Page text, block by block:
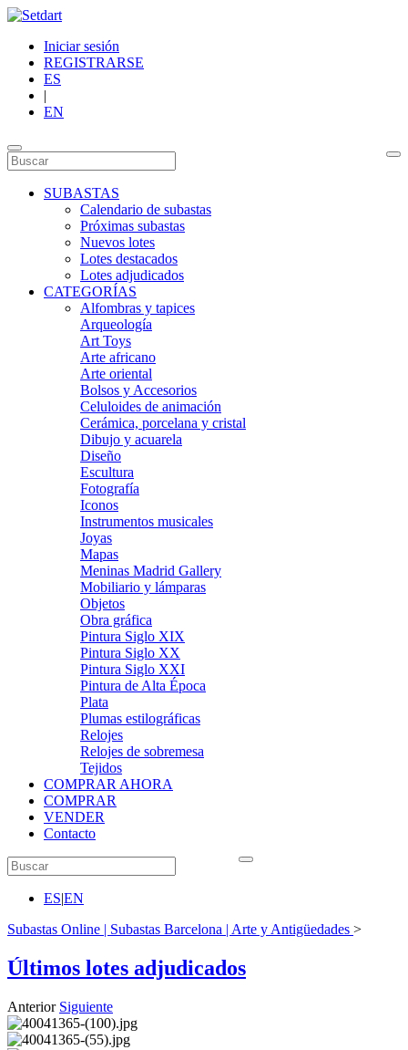
Iniciar sesión
REGISTRARSE
ES
|
EN
SUBASTAS
Calendario de subastas
Próximas subastas
Nuevos lotes
Lotes destacados
Lotes adjudicados
CATEGORÍAS
Alfombras y tapices
Arqueología
Art Toys
Arte africano
Arte oriental
Bolsos y Accesorios
Celuloides de animación
Cerámica, porcelana y cristal
Dibujo y acuarela
Diseño
Escultura
Fotografía
Iconos
Instrumentos musicales
Joyas
Mapas
Meninas Madrid Gallery
Mobiliario y lámparas
Objetos
Obra gráfica
Pintura Siglo XIX
Pintura Siglo XX
Pintura Siglo XXI
Pintura de Alta Época
Plata
Plumas estilográficas
Relojes
Relojes de sobremesa
Tejidos
COMPRAR AHORA
COMPRAR
VENDER
Contacto
ES|EN
Subastas Online | Subastas Barcelona | Arte y Antigüedades >
Últimos lotes adjudicados
Anterior Siguiente